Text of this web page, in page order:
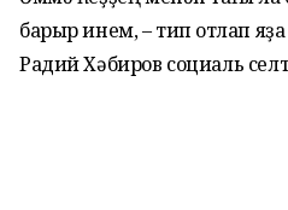
барыр инем, – тип ҡотлап
Радий Хәбиров социаль